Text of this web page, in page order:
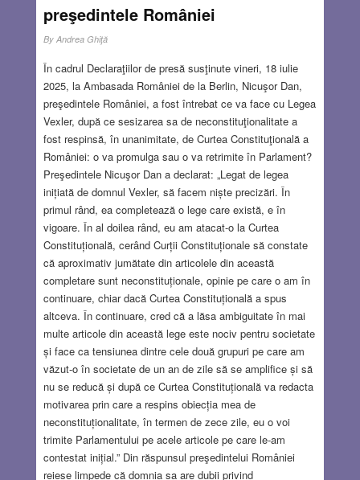
JUL 24, 2025
preşedintele României
By Andrea Ghiţă
În cadrul Declaraţiilor de presă susţinute vineri, 18 iulie
2025, la Ambasada României de la Berlin, Nicuşor Dan,
preşedintele României, a fost întrebat ce va face cu Legea
Vexler, după ce sesizarea sa de neconstituţionalitate a
fost respinsă, în unanimitate, de Curtea Constituţională a
României: o va promulga sau o va retrimite în Parlament?
Preşedintele Nicuşor Dan a declarat: „Legat de legea
inițiată de domnul Vexler, să facem niște precizări. În
primul rând, ea completează o lege care există, e în
vigoare. În al doilea rând, eu am atacat-o la Curtea
Constituțională, cerând Curții Constituționale să constate
că aproximativ jumătate din articolele din această
completare sunt neconstituționale, opinie pe care o am în
continuare, chiar dacă Curtea Constituțională a spus
altceva. În continuare, cred că a lăsa ambiguitate în mai
multe articole din această lege este nociv pentru societate
și face ca tensiunea dintre cele două grupuri pe care am
văzut-o în societate de un an de zile să se amplifice și să
nu se reducă și după ce Curtea Constituțională va redacta
motivarea prin care a respins obiecția mea de
neconstituționalitate, în termen de zece zile, eu o voi
trimite Parlamentului pe acele articole pe care le-am
contestat inițial.” Din răspunsul preşedintelui României
reiese limpede că domnia sa are dubii privind